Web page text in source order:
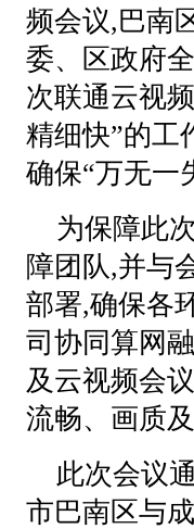
频会议,巴南
委、区政府
次联通云视
精细快”的工
确保“万无一
为保障此
障团队,并与
部署,确保各
司协同算网
及云视频会
流畅、画质
此次会议
市巴南区与